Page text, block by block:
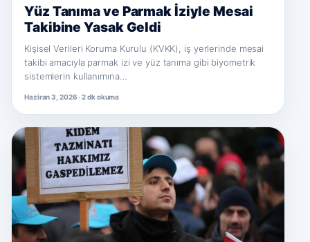
Yüz Tanıma ve Parmak İziyle Mesai
Takibine Yasak Geldi
Kişisel Verileri Koruma Kurulu (KVKK), iş yerlerinde mesai
takibi amacıyla parmak izi ve yüz tanıma gibi biyometrik
sistemlerin kullanımına…
Haziran 3, 2026 · 2 dk okuma